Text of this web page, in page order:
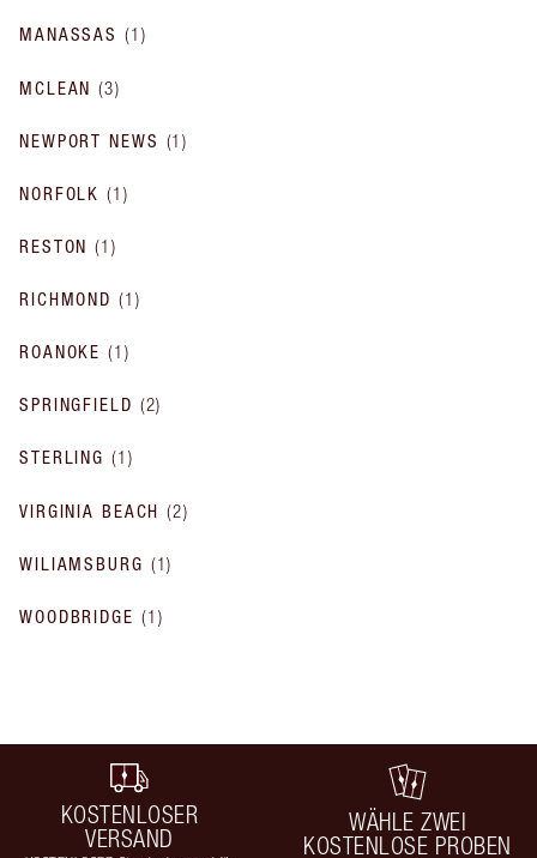
MANASSAS (1 )
MCLEAN (3)
NEWPORT NEWS (1)
NORFOLK (1 )
RESTON (1)
RICHMOND (1 )
ROANOKE (1 )
SPRINGFIELD (2)
STERLING (1 )
VIRGINIA BEACH (2)
WILIAMSBURG (1)
WOODBRIDGE (1 )
KOSTENLOSER
VERSAND
WÄHLE ZWEI
KOSTENLOSE PROBEN